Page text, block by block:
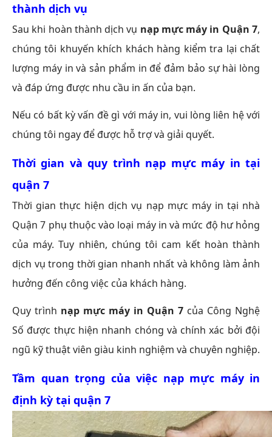
thành dịch vụ
Sau khi hoàn thành dịch vụ nạp mực máy in Quận 7,
chúng tôi khuyến khích khách hàng kiểm tra lại chất
lượng máy in và sản phẩm in để đảm bảo sự hài lòng
và đáp ứng được nhu cầu in ấn của bạn.
Nếu có bất kỳ vấn đề gì với máy in, vui lòng liên hệ với
chúng tôi ngay để được hỗ trợ và giải quyết.
Thời gian và quy trình nạp mực máy in tại
quận 7
Thời gian thực hiện dịch vụ nạp mực máy in tại nhà
Quận 7 phụ thuộc vào loại máy in và mức độ hư hỏng
của máy. Tuy nhiên, chúng tôi cam kết hoàn thành
dịch vụ trong thời gian nhanh nhất và không làm ảnh
hưởng đến công việc của khách hàng.
Quy trình nạp mực máy in Quận 7 của Công Nghệ
Số được thực hiện nhanh chóng và chính xác bởi đội
ngũ kỹ thuật viên giàu kinh nghiệm và chuyên nghiệp.
Tầm quan trọng của việc nạp mực máy in
định kỳ tại quận 7